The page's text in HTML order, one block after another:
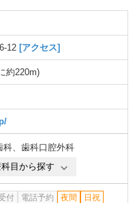
12 [アクセス]
約220m)
科、 歯科口腔外科
目から探す
付 電話予約 夜間
日祝